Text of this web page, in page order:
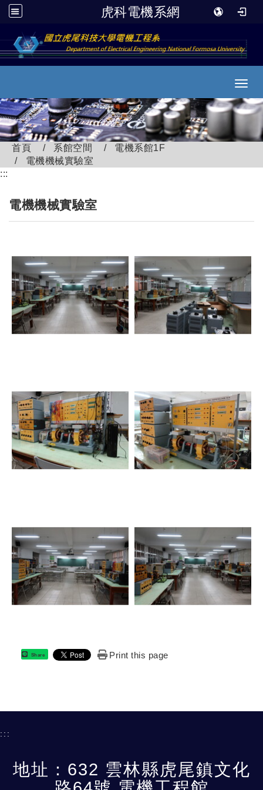
虎科電機系網
跳到主要內容
首頁 系館空間
電機系館1F
電機機械實驗室
:::
電機機械實驗室
Share Print this page
:::
地址：632 雲林縣虎尾鎮文化